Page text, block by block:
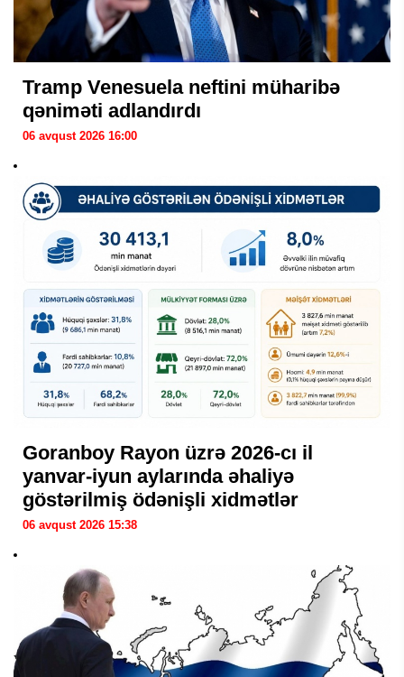
Tramp Venesuela neftini müharibə
qəniməti adlandırdı
06 avqust 2026 16:00
Goranboy Rayon üzrə 2026-cı il
yanvar-iyun aylarında əhaliyə
göstərilmiş ödənişli xidmətlər
06 avqust 2026 15:38